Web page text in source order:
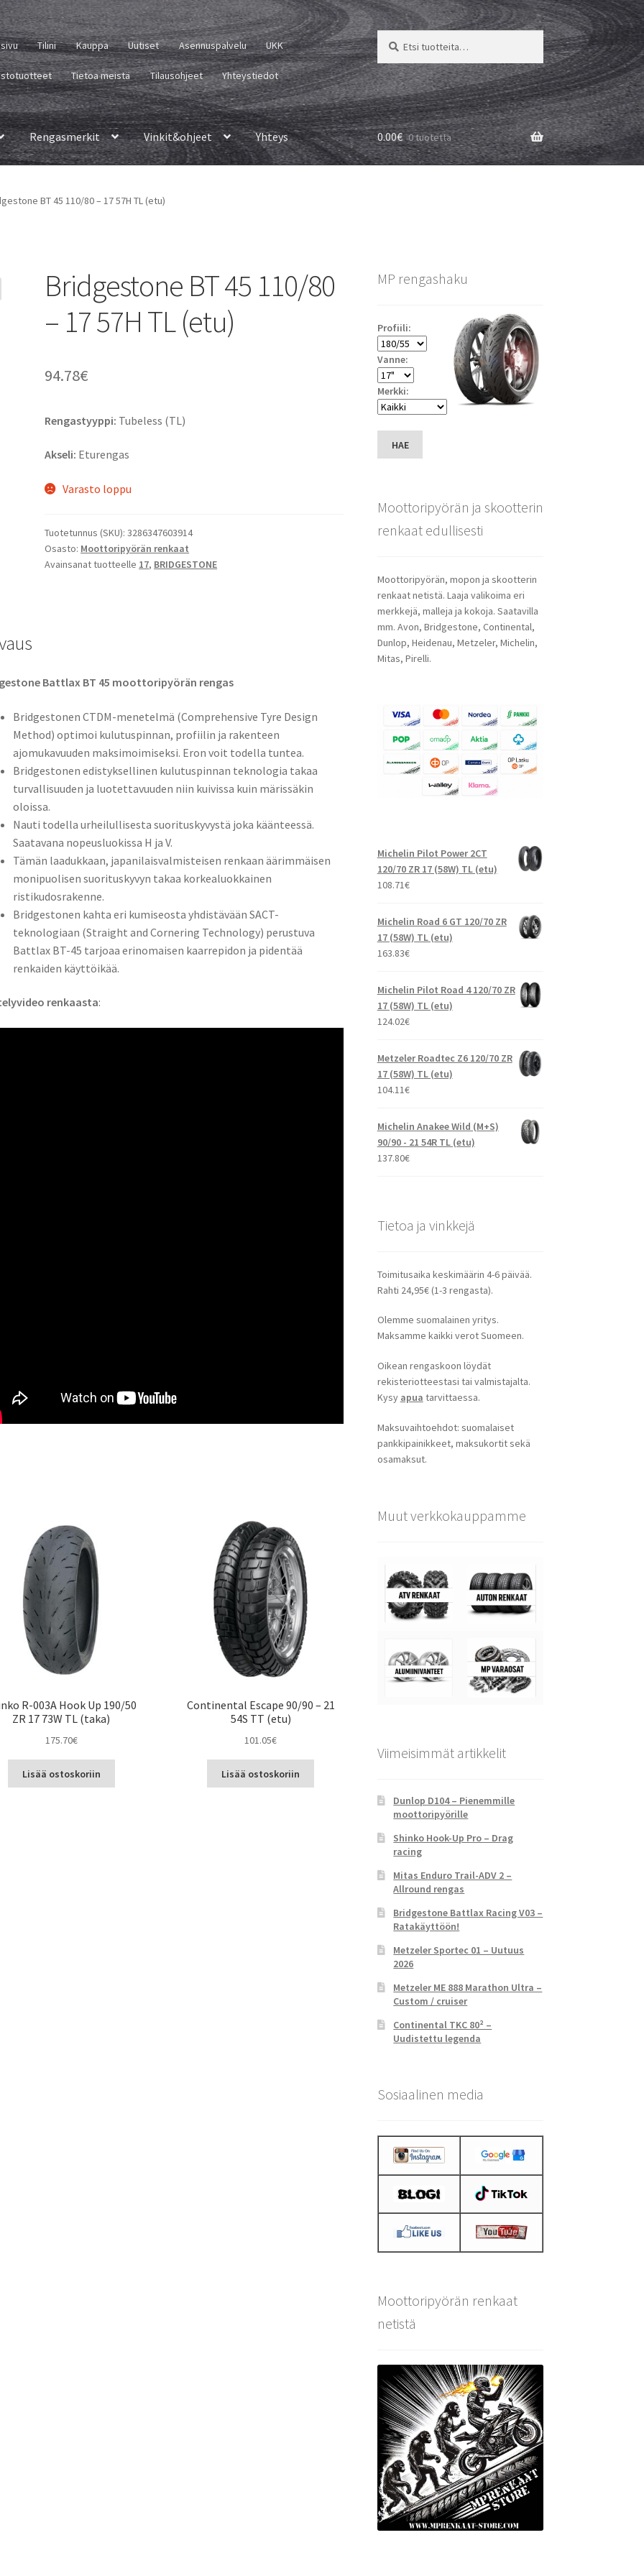
Tilini Kauppa Uutiset Asennuspalvelu UKK
Tietoa meistä Tilausohjeet Yhteystiedot
Etsi:
Haku
Rengasmerkit Vinkit&ohjeet Yhteys 0.00€ 0 tuotetta
BT 45 110/80 – 17 57H TL (etu)
Bridgestone BT 45 110/80
– 17 57H TL (etu)
94.78€
Rengastyyppi: Tubeless (TL)
Akseli: Eturengas
Varasto loppu
Tuotetunnus (SKU):3286347603914
Osasto: Moottoripyörän renkaat
Avainsanat tuotteelle 17, BRIDGESTONE
Battlax BT 45 moottoripyörän rengas
Bridgestonen CTDM-menetelmä (Comprehensive Tyre Design
Method) optimoi kulutuspinnan, profiilin ja rakenteen
ajomukavuuden maksimoimiseksi. Eron voit todella tuntea.
Bridgestonen edistyksellinen kulutuspinnan teknologia takaa
turvallisuuden ja luotettavuuden niin kuivissa kuin märissäkin
oloissa.
Nauti todella urheilullisesta suorituskyvystä joka käänteessä.
Saatavana nopeusluokissa H ja V.
Tämän laadukkaan, japanilaisvalmisteisen renkaan äärimmäisen
monipuolisen suorituskyvyn takaa korkealuokkainen
ristikudosrakenne.
Bridgestonen kahta eri kumiseosta yhdistävään SACT-
teknologiaan (Straight and Cornering Technology) perustuva
Battlax BT-45 tarjoaa erinomaisen kaarrepidon ja pidentää
renkaiden käyttöikää.
renkaasta:
R-003A Hook Up 190/50
ZR 17 73W TL (taka)
175.70€
Lisää ostoskoriin
Continental Escape 90/90 – 21
54S TT (etu)
101.05€
Lisää ostoskoriin
MP rengashaku
Profiili:
Vanne:
Merkki:
HAE
Moottoripyörän ja skootterin
renkaat edullisesti
Moottoripyörän, mopon ja skootterin
renkaat netistä. Laaja valikoima eri
merkkejä, malleja ja kokoja. Saatavilla
mm. Avon, Bridgestone, Continental,
Dunlop, Heidenau, Metzeler, Michelin,
Mitas, Pirelli.
Michelin Pilot Power 2CT
120/70 ZR 17 (58W) TL (etu)
108.71€
Michelin Road 6 GT 120/70 ZR
17 (58W) TL (etu)
163.83€
Michelin Pilot Road 4 120/70 ZR
17 (58W) TL (etu)
124.02€
Metzeler Roadtec Z6 120/70 ZR
17 (58W) TL (etu)
104.11€
Michelin Anakee Wild (M+S)
90/90 - 21 54R TL (etu)
137.80€
Tietoa ja vinkkejä
Toimitusaika keskimäärin 4-6 päivää.
Rahti 24,95€ (1-3 rengasta).
Olemme suomalainen yritys.
Maksamme kaikki verot Suomeen.
Oikean rengaskoon löydät
rekisteriotteestasi tai valmistajalta.
Kysy apua tarvittaessa.
Maksuvaihtoehdot: suomalaiset
pankkipainikkeet, maksukortit sekä
osamaksut.
Muut verkkokauppamme
Viimeisimmät artikkelit
Dunlop D104 – Pienemmille
moottoripyörille
Shinko Hook-Up Pro – Drag
racing
Mitas Enduro Trail-ADV 2 –
Allround rengas
Bridgestone Battlax Racing V03 –
Ratakäyttöön!
Metzeler Sportec 01 – Uutuus
2026
Metzeler ME 888 Marathon Ultra –
Custom / cruiser
Continental TKC 80² –
Uudistettu legenda
Sosiaalinen media
Moottoripyörän renkaat
netistä